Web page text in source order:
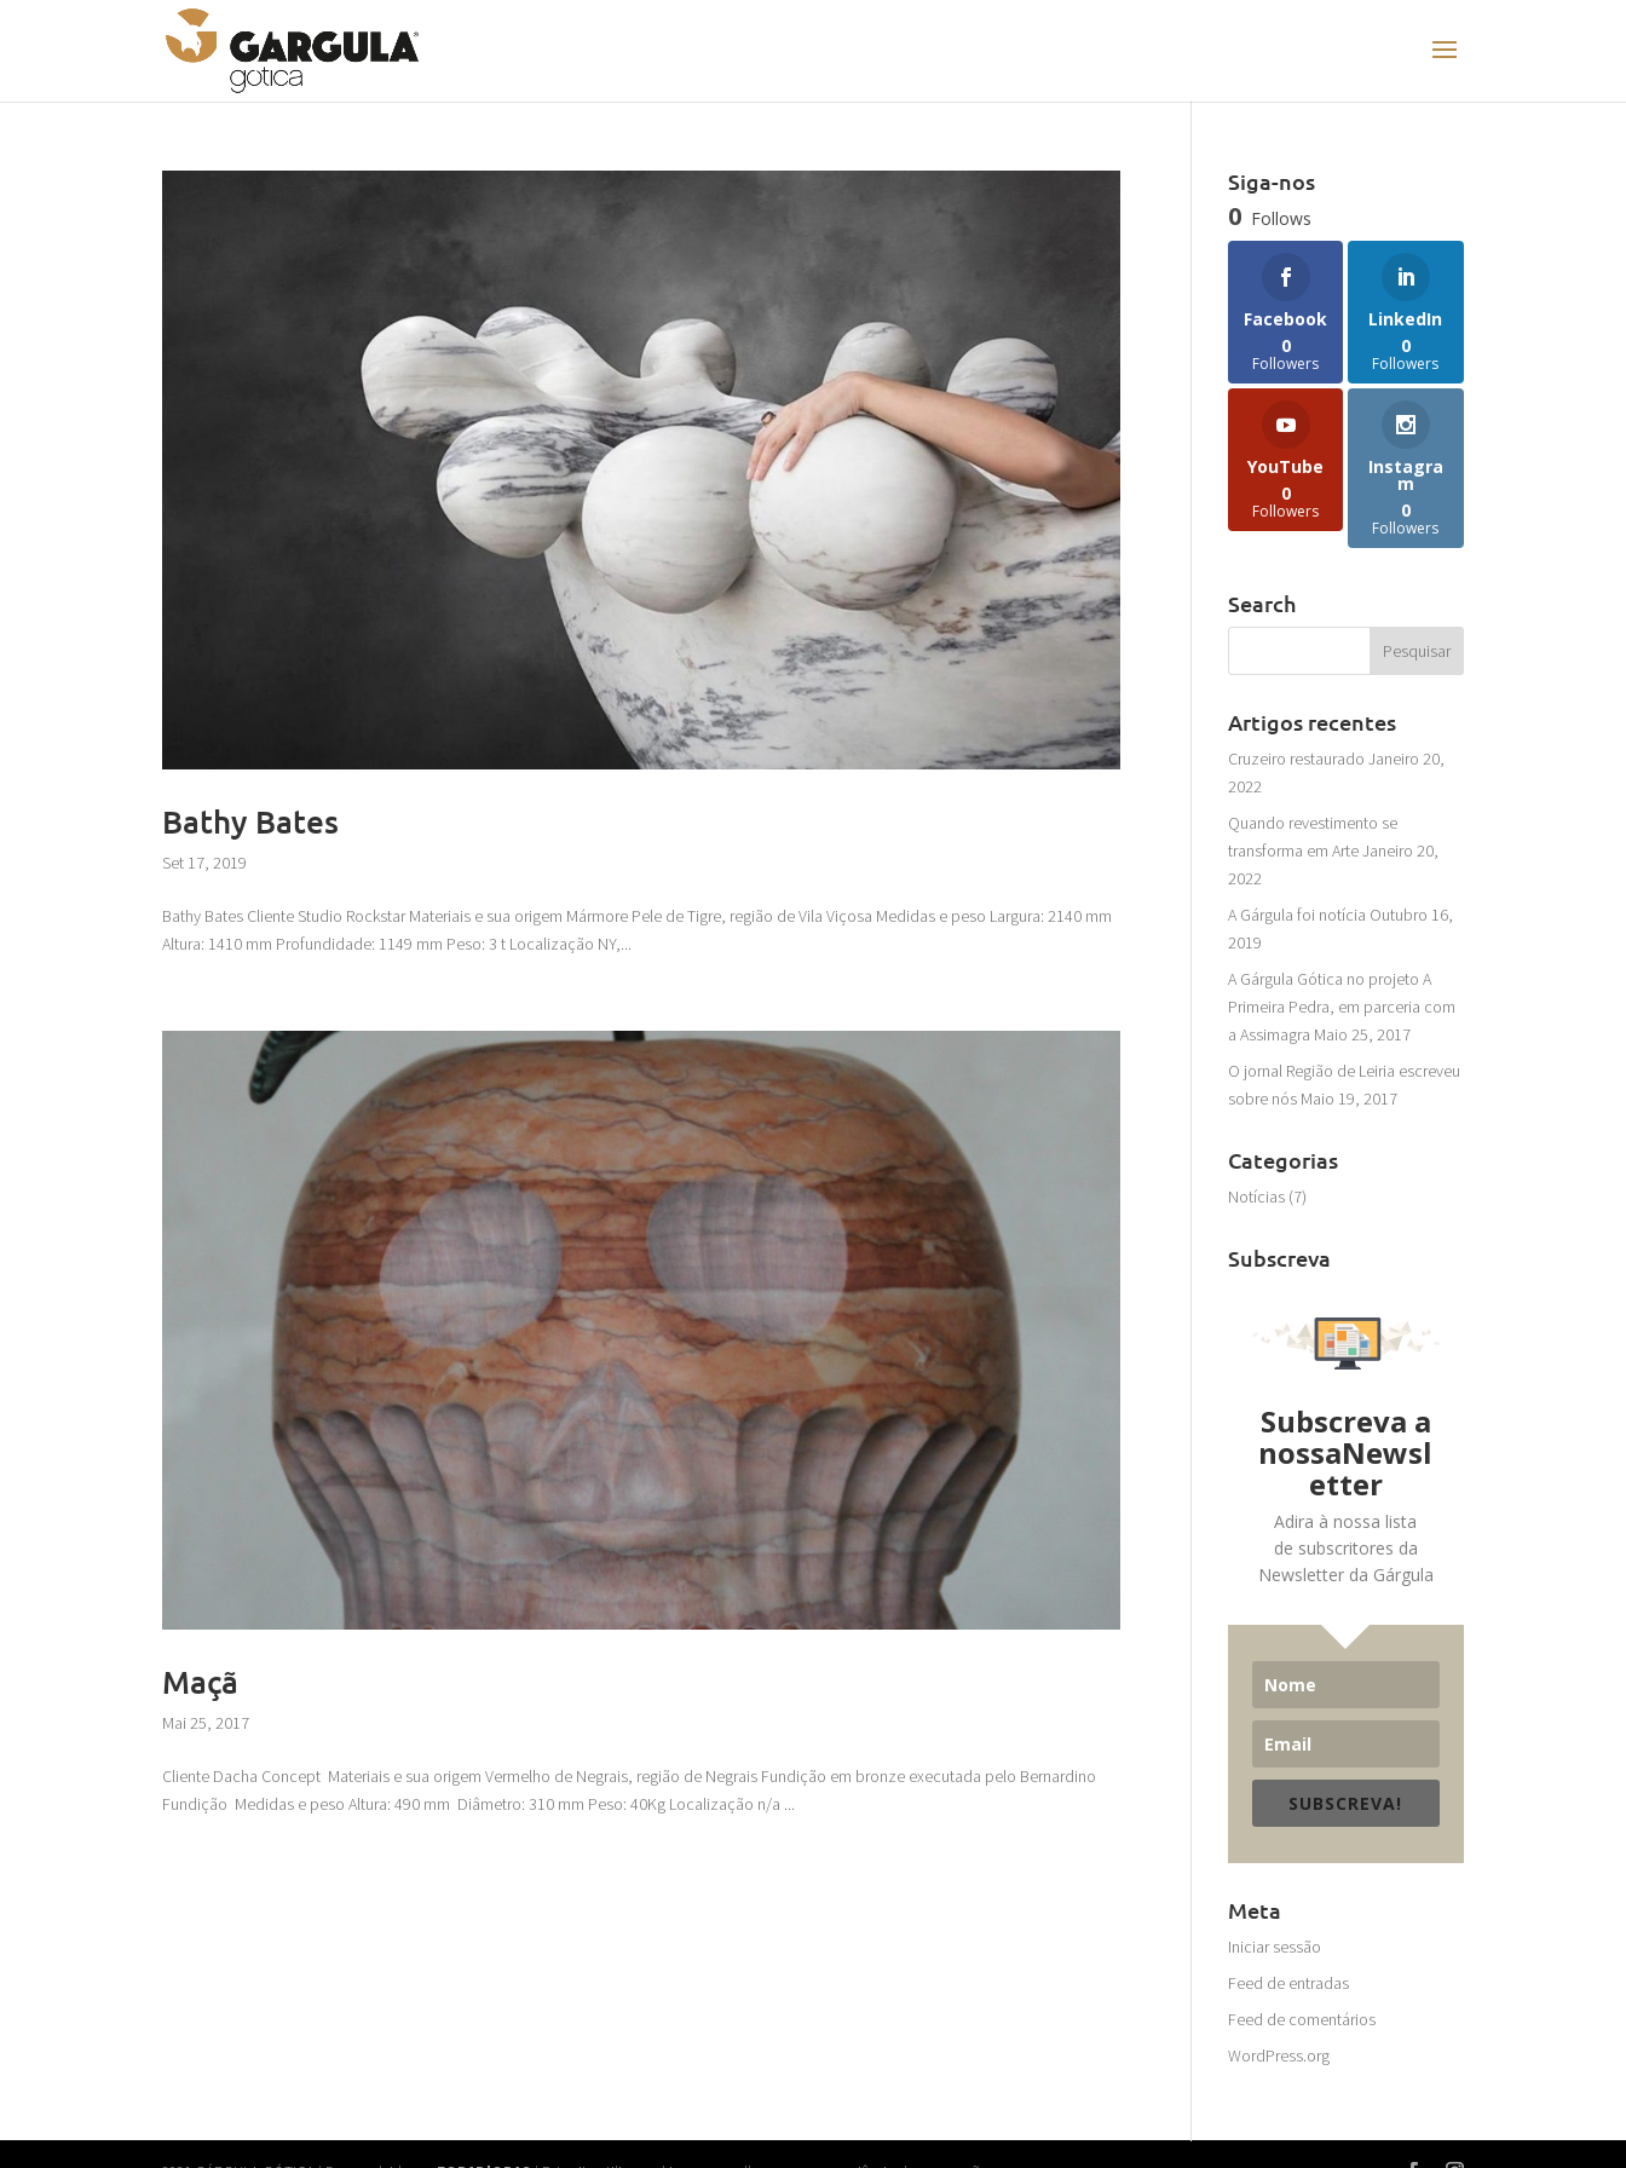
Bathy Bates
Set 17, 2019
Bathy Bates Cliente Studio Rockstar Materiais e sua origem Mármore Pele de Tigre, região de Vila Viçosa Medidas e peso Largura: 2140 mm
Altura: 1410 mm Profundidade: 1149 mm Peso: 3 t Localização NY,...
Maçã
Mai 25, 2017
Cliente Dacha Concept Materiais e sua origem Vermelho de Negrais, região de Negrais Fundição em bronze executada pelo Bernardino
Fundição Medidas e peso Altura: 490 mm Diâmetro: 310 mm Peso: 40Kg Localização n/a ...
Siga-nos
0 Follows
Facebook
0
Followers
LinkedIn
0
Followers
YouTube
0
Followers
Instagra
m
0
Followers
Search
Artigos recentes
Cruzeiro restaurado Janeiro 20,
2022
Quando revestimento se
transforma em ArteJaneiro 20,
2022
A Gárgula foi notícia Outubro 16,
2019
A Gárgula Gótica no projeto A
Primeira Pedra, em parceria com
a Assimagra Maio 25, 2017
O jornal Região de Leiria escreveu
sobre nós Maio 19, 2017
Categorias
Notícias (7)
Subscreva
Subscreva a
nossaNewsl
etter
Adira à nossa lista
de subscritores da
Newsletter da Gárgula
SUBSCREVA!
Meta
Iniciar sessão
Feed de entradas
Feed de comentários
WordPress.org